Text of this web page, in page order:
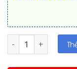
Dây tín hiệu HDMI